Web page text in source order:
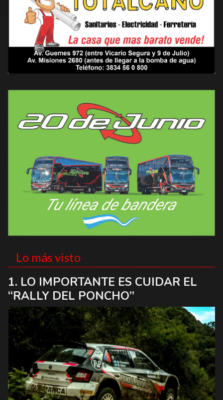
Lo más visto
LO IMPORTANTE ES CUIDAR EL
“RALLY DEL PONCHO”